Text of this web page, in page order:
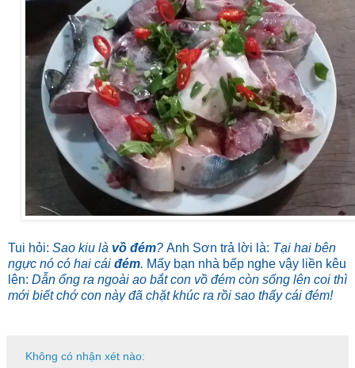
Tui hỏi: Sao kiu là vồ đém? Anh Sơn trả lời là: Tại hai bên
ngực nó có hai cái đém. Mấy bạn nhà bếp nghe vậy liền kêu
lên: Dẫn ổng ra ngoài ao bắt con vồ đém còn sống lên coi thì
mới biết chớ con này đã chặt khúc ra rồi sao thấy cái đém!
Không có nhận xét nào: